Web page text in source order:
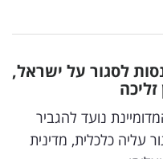
לסגור על ישראל,
זליכה
נועד להגביר
עליה כלכלית, מדינית